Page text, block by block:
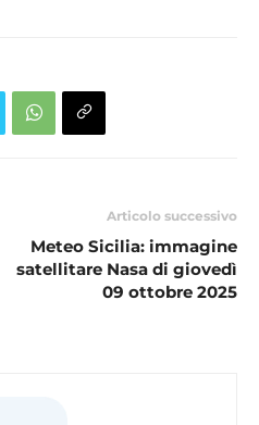
Articolo successivo
Meteo Sicilia: immagine
satellitare Nasa di giovedì
09 ottobre 2025